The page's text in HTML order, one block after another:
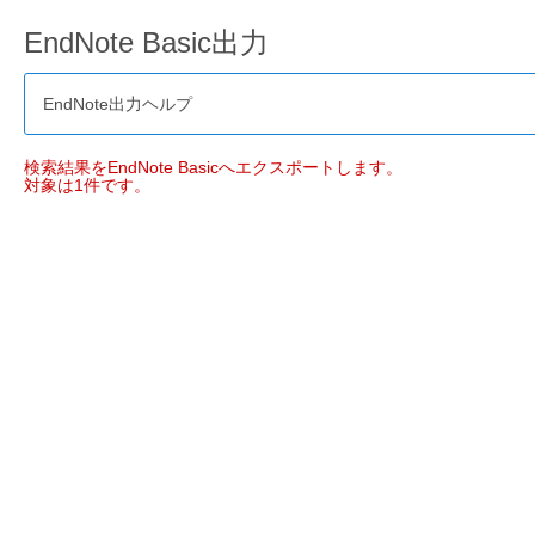
EndNote Basic出力
EndNote出力ヘルプ
検索結果をEndNote Basicへエクスポートします。
対象は1件です。